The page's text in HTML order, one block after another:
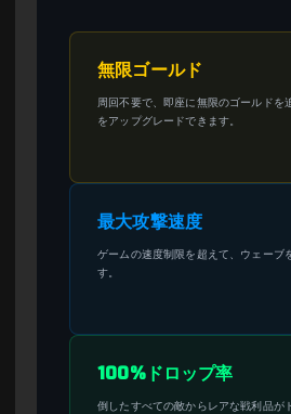
無限ゴールド
周回不要で、即座に無限のゴールドを
をアップグレードできます。
最大攻撃速度
ゲームの速度制限を超えて、ウェーブ
す。
100%ドロップ率
倒したすべての敵からレアな戦利品が